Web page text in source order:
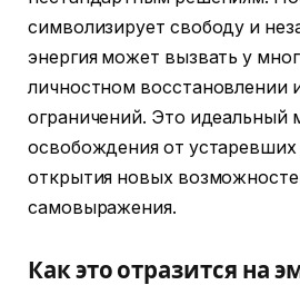
символизирует свободу и
энергия может вызвать у
личностном восстановлении
ограничений. Это идеальный
освобождения от
открытия новых
самовыражения.
Как это отразится на